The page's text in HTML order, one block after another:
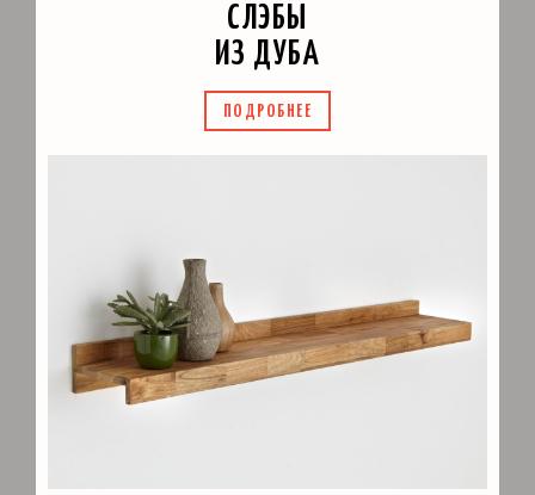
СЛЭБЫ
ИЗ ДУБА
ПОДРОБНЕЕ